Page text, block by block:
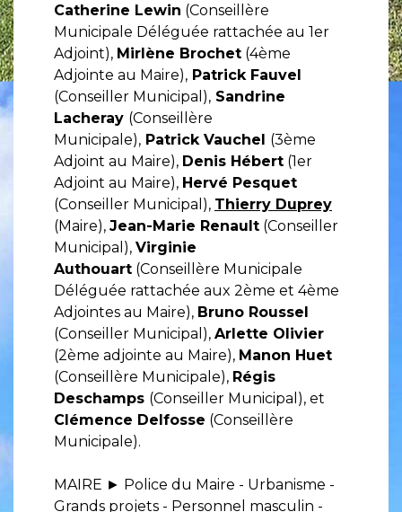
Catherine Lewin (Conseillère
Municipale Déléguée rattachée au 1er
Adjoint), Mirlène Brochet (4ème
Adjointe au Maire), Patrick Fauvel
(Conseiller Municipal), Sandrine
Lacheray (Conseillère
Municipale), Patrick Vauchel (3ème
Adjoint au Maire), Denis Hébert (1er
Adjoint au Maire), Hervé Pesquet
(Conseiller Municipal), Thierry Duprey
(Maire), Jean-Marie Renault (Conseiller
Municipal), Virginie
Authouart (Conseillère Municipale
Déléguée rattachée aux 2ème et 4ème
Adjointes au Maire), Bruno Roussel
(Conseiller Municipal), Arlette Olivier
(2ème adjointe au Maire), Manon Huet
(Conseillère Municipale), Régis
Deschamps (Conseiller Municipal), et
Clémence Delfosse (Conseillère
Municipale).
MAIRE ► Police du Maire - Urbanisme -
Grands projets - Personnel masculin -